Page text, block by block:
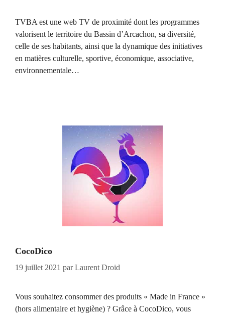
TVBA est une web TV de proximité dont les programmes
valorisent le territoire du Bassin d’Arcachon, sa diversité,
celle de ses habitants, ainsi que la dynamique des initiatives
en matières culturelle, sportive, économique, associative,
environnementale…
CocoDico
19 juillet 2021 parLaurent Droid
Vous souhaitez consommer des produits « Made in France »
(hors alimentaire et hygiène) ? Grâce à CocoDico, vous